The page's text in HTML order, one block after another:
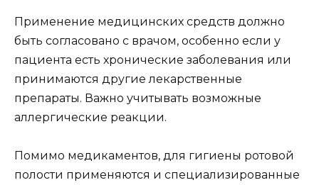
Применение медицинских средств должно
быть согласовано с врачом, особенно если у
пациента есть хронические заболевания или
принимаются другие лекарственные
препараты. Важно учитывать возможные
аллергические реакции.
Помимо медикаментов, для гигиены ротовой
полости применяются и специализированные